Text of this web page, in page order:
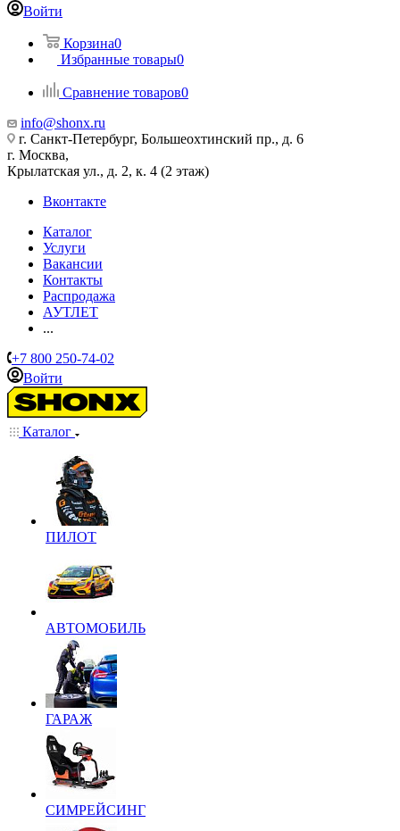
Войти
Корзина0
Избранные товары0
Сравнение товаров0
info@shonx.ru
г. Санкт-Петербург, Большеохтинский пр., д. 6
г. Москва,
Крылатская ул., д. 2, к. 4 (2 этаж)
Вконтакте
Каталог
Услуги
Вакансии
Контакты
Распродажа
АУТЛЕТ
...
+7 800 250-74-02
Войти
Каталог
ПИЛОТ
АВТОМОБИЛЬ
ГАРАЖ
СИМРЕЙСИНГ